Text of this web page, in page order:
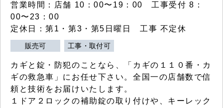
営業時間：店舗 10：00〜19：00 工事受付 8：
00〜23：00
定休日：第1・第3・第5日曜日 工事 不定休
販売可 工事・取付可
カギと錠・防犯のことなら、「カギの１１０番・カ
ギの救急車」にお任せ下さい。全国一の店舗数で信
頼と技術をお届けいたします。
１ドア２ロックの補助錠の取り付けや、キーレック